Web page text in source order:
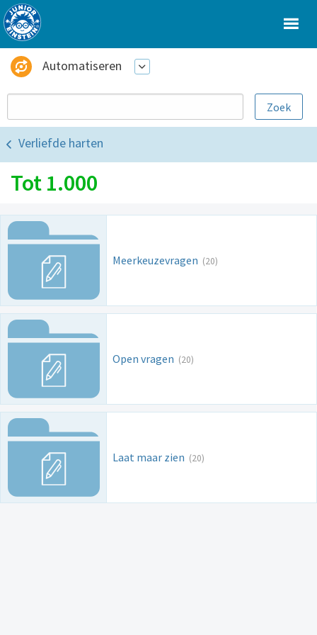
Automatiseren
Verliefde harten
Tot 1.000
Meerkeuzevragen (20)
Open vragen (20)
Laat maar zien (20)